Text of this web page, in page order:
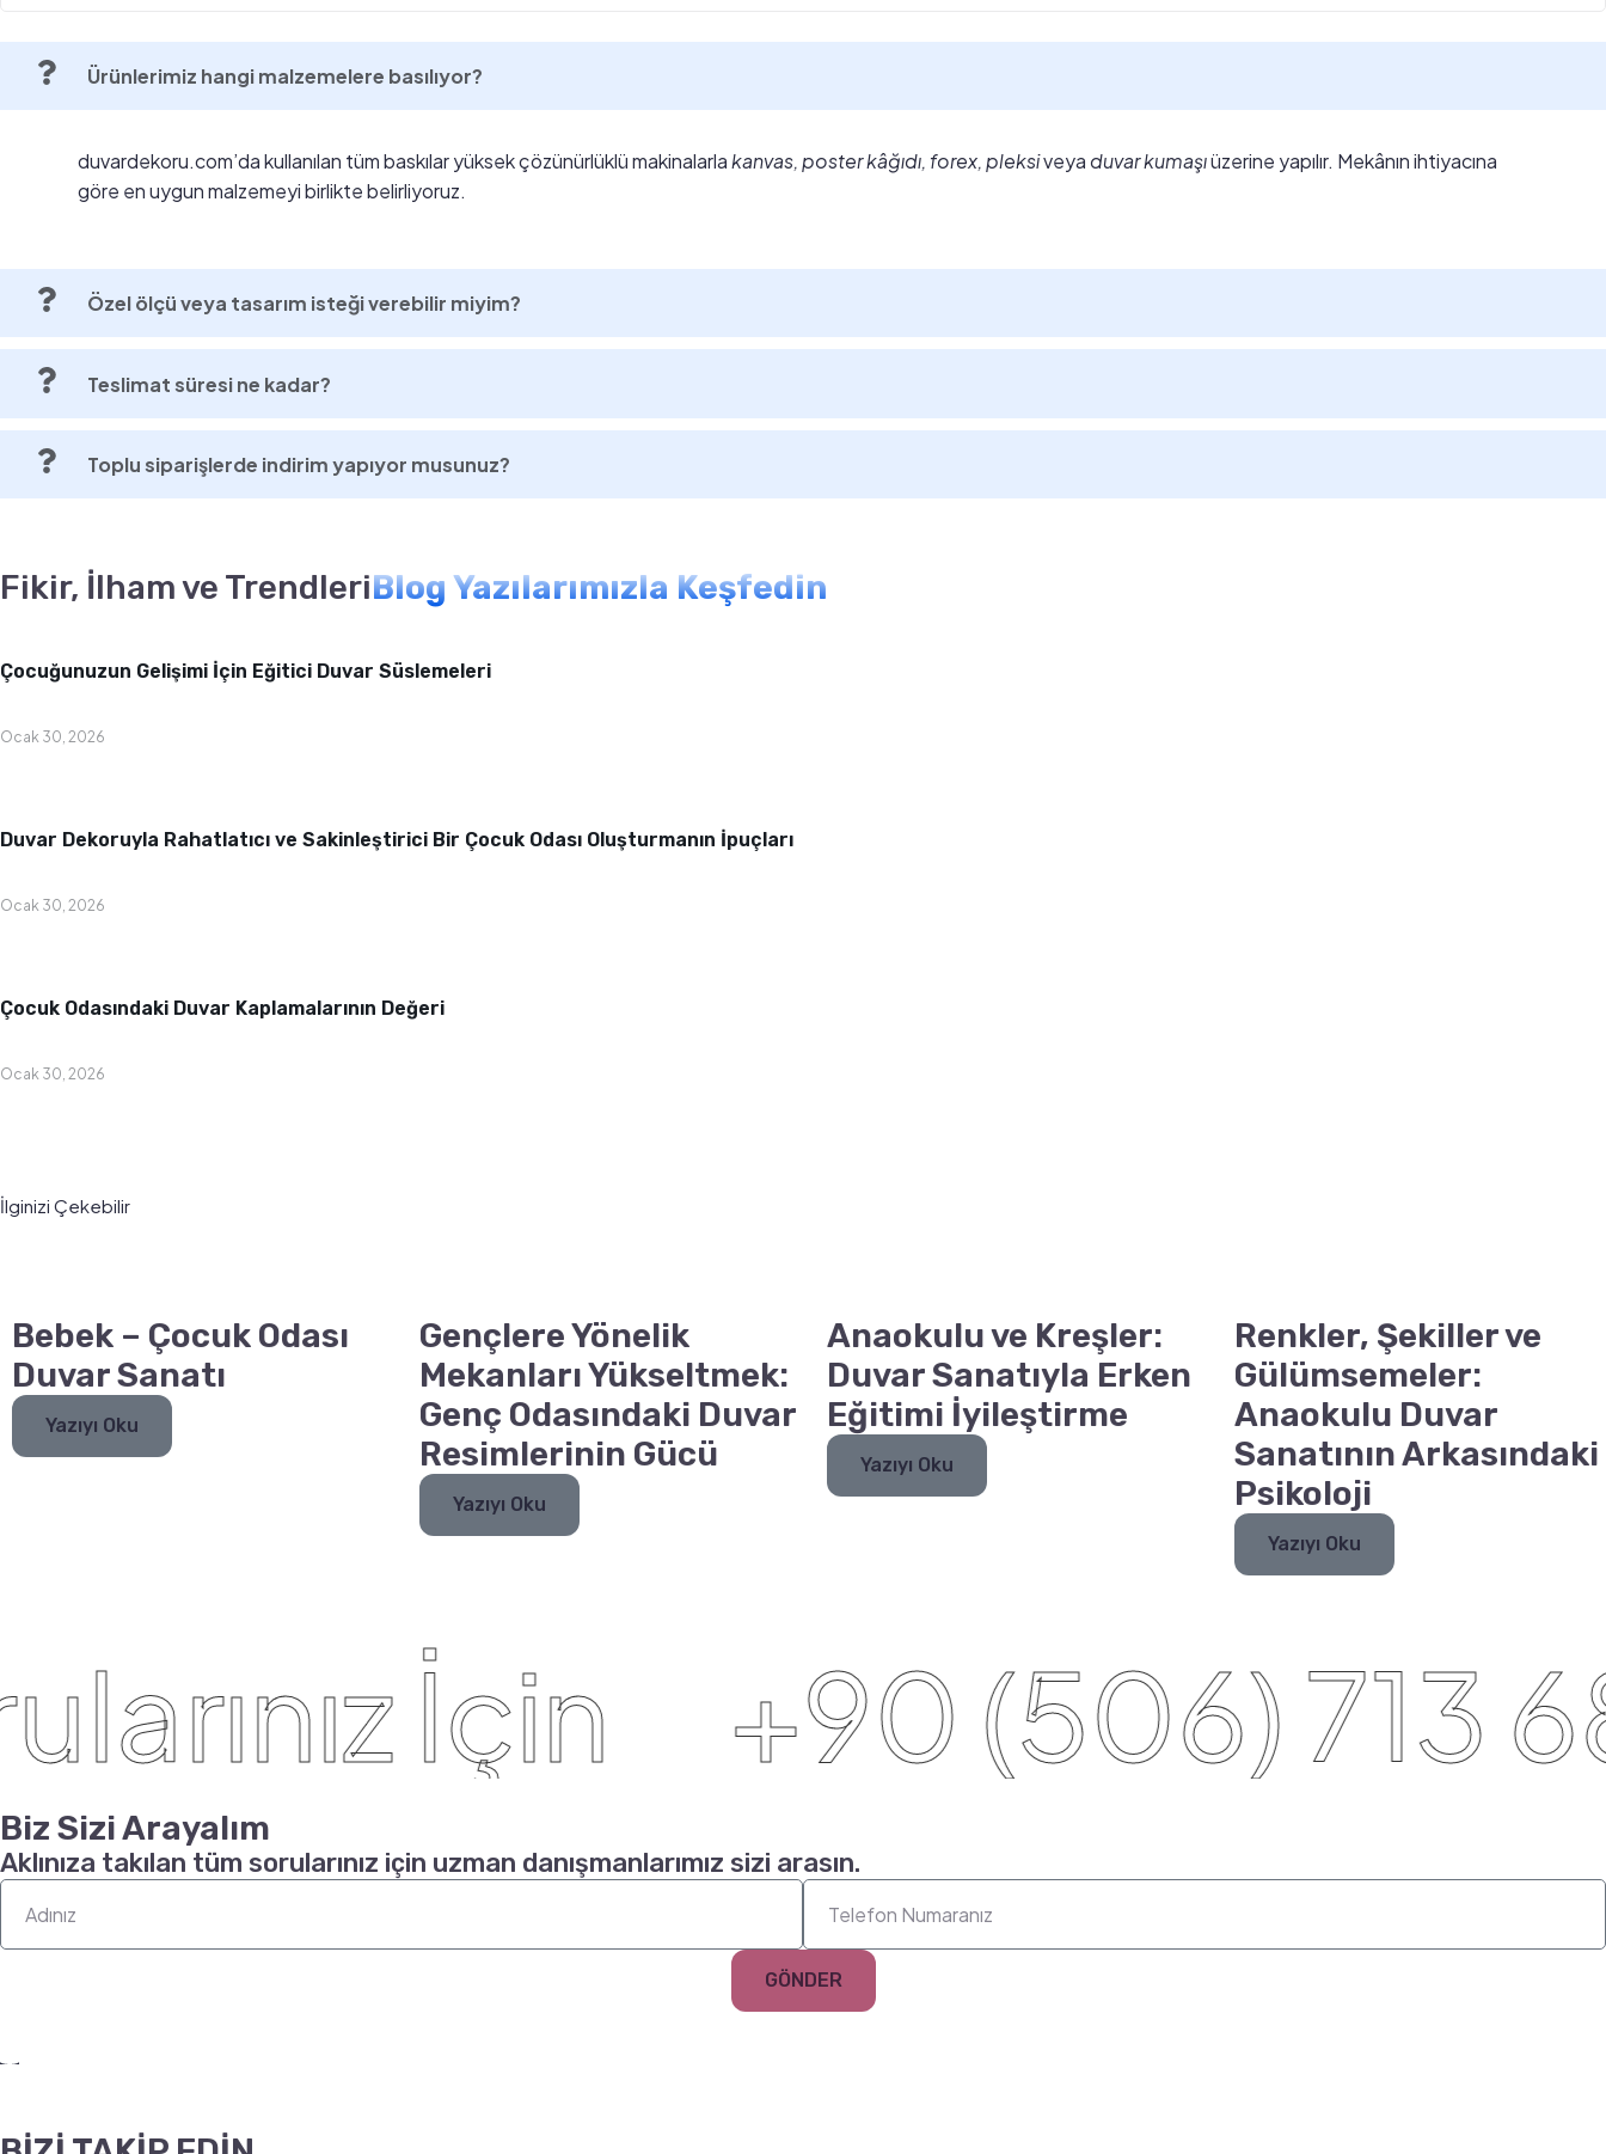
Ürünlerimiz hangi malzemelere basılıyor?
duvardekoru.com’da kullanılan tüm baskılar yüksek çözünürlüklü makinalarlakanvas, poster kâğıdı, forex, pleksiveya duvar kumaşıüzerine yapılır. Mekânın ihtiyacına
göre en uygun malzemeyi birlikte belirliyoruz.
Özel ölçü veya tasarım isteği verebilir miyim?
Teslimat süresi ne kadar?
Toplu siparişlerde indirim yapıyor musunuz?
Fikir, İlham ve TrendleriBlog Yazılarımızla Keşfedin
Çocuğunuzun Gelişimi İçin Eğitici Duvar Süslemeleri
Ocak 30, 2026
Duvar Dekoruyla Rahatlatıcı ve Sakinleştirici Bir Çocuk Odası Oluşturmanın İpuçları
Ocak 30, 2026
Çocuk Odasındaki Duvar Kaplamalarının Değeri
Ocak 30, 2026
İlginizi Çekebilir
Bebek – Çocuk Odası
Duvar Sanatı
Yazıyı Oku
Gençlere Yönelik
Mekanları Yükseltmek:
Genç Odasındaki Duvar
Resimlerinin Gücü
Yazıyı Oku
Anaokulu ve Kreşler:
Duvar Sanatıyla Erken
Eğitimi İyileştirme
Yazıyı Oku
Renkler, Şekiller ve
Gülümsemeler:
Anaokulu Duvar
Sanatının Arkasındaki
Psikoloji
Yazıyı Oku
İçin +90 (506) 713
Biz Sizi Arayalım
Aklınıza takılan tüm sorularınız için uzman danışmanlarımız sizi arasın.
GÖNDER